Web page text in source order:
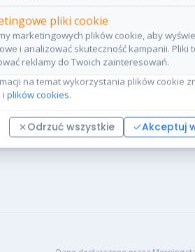
pliki cookie
marketingowych plików cookie, aby
i analizować skuteczność kampanii. Pliki
reklamy do Twoich zainteresowań.
na temat wykorzystania plików cookie
plików cookies.
Odrzuć wszystkie Akceptuj